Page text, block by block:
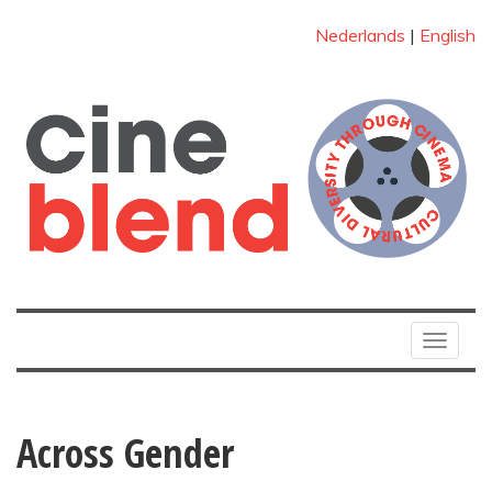
Nederlands | English
Toggle
Across Gender